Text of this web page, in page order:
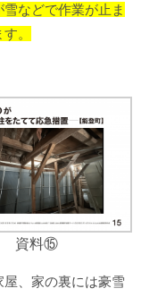
などで作業が止ま
。
資料⑮
、家の裏には豪雪